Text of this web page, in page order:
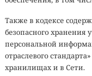
Также в кодексе
безопасного
персональной
отраслевого
хранилищах и в Сети.